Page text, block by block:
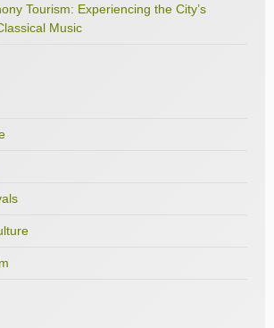
Tourism: Experiencing the City’s
Music